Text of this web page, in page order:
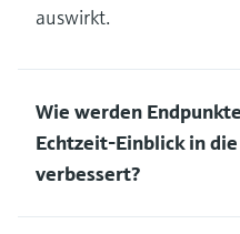
auswirkt.
Wie werden
Echtzeit-Einblick in
verbessert?